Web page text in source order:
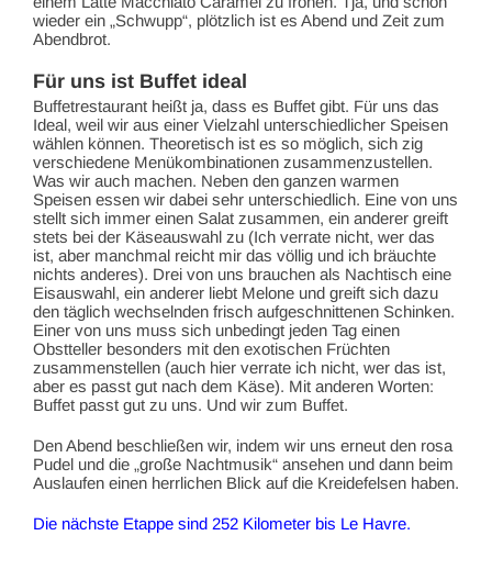
wieder ein „Schwupp“, plötzlich ist es Abend und Zeit zum
Abendbrot.
Für uns ist Buffet ideal
Buffetrestaurant heißt ja, dass es Buffet gibt. Für uns das
Ideal, weil wir aus einer Vielzahl unterschiedlicher Speisen
wählen können. Theoretisch ist es so möglich, sich zig
verschiedene Menükombinationen zusammenzustellen.
Was wir auch machen. Neben den ganzen warmen
Speisen essen wir dabei sehr unterschiedlich. Eine von uns
stellt sich immer einen Salat zusammen, ein anderer greift
stets bei der Käseauswahl zu (Ich verrate nicht, wer das
ist, aber manchmal reicht mir das völlig und ich bräuchte
nichts anderes). Drei von uns brauchen als Nachtisch eine
Eisauswahl, ein anderer liebt Melone und greift sich dazu
den täglich wechselnden frisch aufgeschnittenen Schinken.
Einer von uns muss sich unbedingt jeden Tag einen
Obstteller besonders mit den exotischen Früchten
zusammenstellen (auch hier verrate ich nicht, wer das ist,
aber es passt gut nach dem Käse). Mit anderen Worten:
Buffet passt gut zu uns. Und wir zum Buffet.
Den Abend beschließen wir, indem wir uns erneut den rosa
Pudel und die „große Nachtmusik“ ansehen und dann beim
Auslaufen einen herrlichen Blick auf die Kreidefelsen haben.
Die nächste Etappe sind 252 Kilometer bis Le Havre.